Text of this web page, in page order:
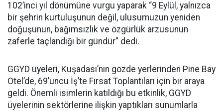
102’inci yıl dönümüne vurgu yaparak “9 Eylül, yalnızca
bir şehrin kurtuluşunun değil, ulusumuzun yeniden
doğuşunun, bağımsızlık ve özgürlük arzusunun
zaferle taçlandığı bir gündür” dedi.
GGYD üyeleri, Kuşadası’nın gözde yerlerinden Pine Bay
Otel’de, 69’uncu İş’te Fırsat Toplantıları için bir araya
geldi. Önemli isimlerin katıldığı bu etkinlik, GGYD
üyelerinin sektörlerine ilişkin yaptıkları sunumlarla